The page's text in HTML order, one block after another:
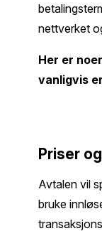
nettverket
Her er
vanligvis
Priser
Avtalen vil
bruke